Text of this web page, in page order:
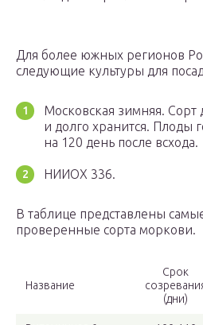
Для более южных регионов
следующие культуры для
Московская зимняя. Сорт
и долго хранится. Плоды
на 120 день после всхода.
НИИОХ 336.
В таблице представлены
проверенные сорта моркови.
Название
Срок
(дни)